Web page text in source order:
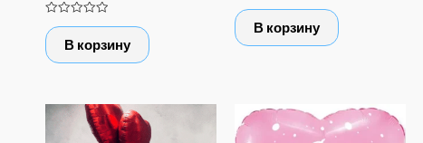
Оценка
0
5
В корзину
Оценка
0
5
В корзину